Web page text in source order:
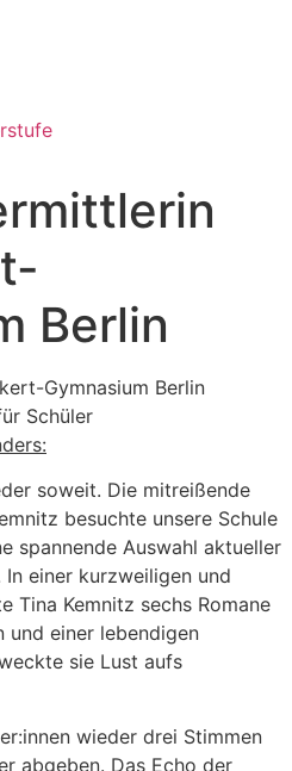
Berlin
soweit. Die mitreißende
besuchte unsere Schule
spannende Auswahl aktueller
einer kurzweiligen und
Tina Kemnitz sechs Romane
und einer lebendigen
sie Lust aufs
wieder drei Stimmen
abgeben. Das Echo der